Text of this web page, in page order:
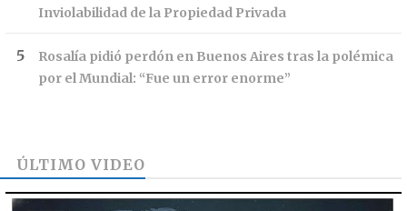
Inviolabilidad de la Propiedad Privada
Rosalía pidió perdón en Buenos Aires tras la polémica
por el Mundial: “Fue un error enorme”
ÚLTIMO VIDEO